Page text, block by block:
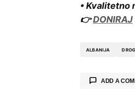
• Kvalitetno
👉DONIRAJ
ALBANIJA
ADD A